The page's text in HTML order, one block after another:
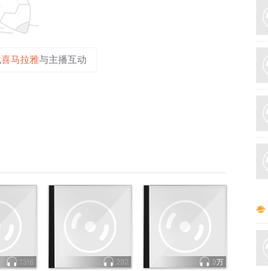
喜马拉雅与主播互动
1316 292 9万